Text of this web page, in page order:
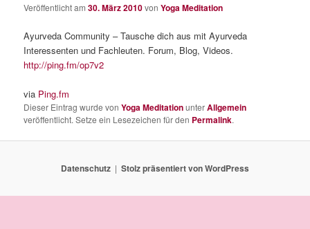
Veröffentlicht am30. März 2010vonYoga Meditation
Ayurveda Community – Tausche dich aus mit Ayurveda
Interessenten und Fachleuten. Forum, Blog, Videos.
http://ping.fm/op7v2
via Ping.fm
Dieser Eintrag wurde vonYoga MeditationunterAllgemein
veröffentlicht. Setze ein Lesezeichen für den Permalink.
Datenschutz Stolz präsentiert von WordPress